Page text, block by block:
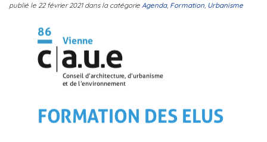
publié le 22 février 2021dans la catégorie Agenda, Formation, Urbanisme